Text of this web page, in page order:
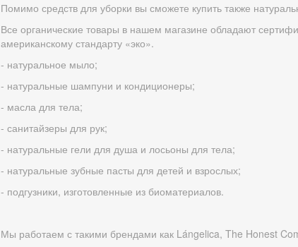
Помимо средств для уборки вы сможете купить также
Все органические товары в нашем магазине обладают
американскому стандарту «эко».
- натуральное мыло;
- натуральные шампуни и кондиционеры;
- масла для тела;
- санитайзеры для рук;
- натуральные гели для душа и лосьоны для тела;
- натуральные зубные пасты для детей и взрослых;
- подгузники, изготовленные из биоматериалов.
Мы работаем с такими брендами как Lángelica, The Honest